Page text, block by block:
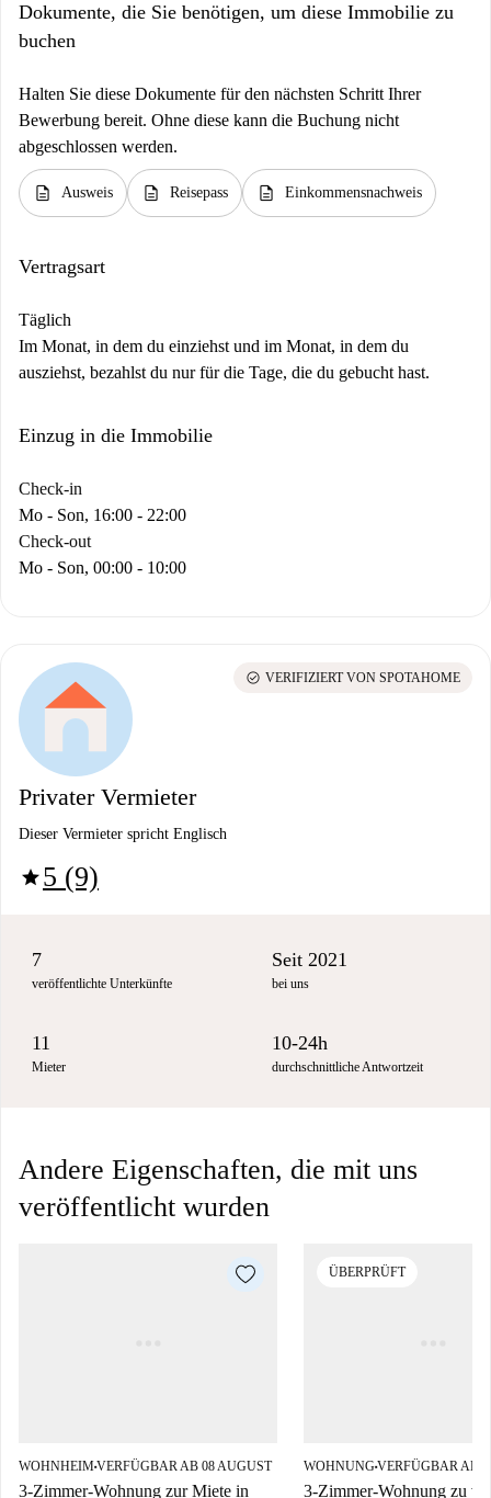
Dokumente, die Sie benötigen, um diese Immobilie zu
buchen
Halten Sie diese Dokumente für den nächsten Schritt Ihrer
Bewerbung bereit. Ohne diese kann die Buchung nicht
abgeschlossen werden.
description Ausweis description Reisepass description Einkommensnachweis
Vertragsart
Täglich
Im Monat, in dem du einziehst und im Monat, in dem du
ausziehst, bezahlst du nur für die Tage, die du gebucht hast.
Einzug in die Immobilie
Check-in
Mo - Son, 16:00 - 22:00
Check-out
Mo - Son, 00:00 - 10:00
Privater Vermieter
Dieser Vermieter spricht Englisch
star5 (9)
check_circle VERIFIZIERT VON SPOTAHOME
7
veröffentlichte Unterkünfte
Seit 2021
bei uns
11
Mieter
10-24h
durchschnittliche Antwortzeit
Andere Eigenschaften, die mit uns
veröffentlicht wurden
WOHNHEIM■VERFÜGBAR AB 08 AUGUST
3-Zimmer-Wohnung zur Miete in
ÜBERPRÜFT
WOHNUNG■VERFÜGBAR AB
3-Zimmer-Wohnung zu